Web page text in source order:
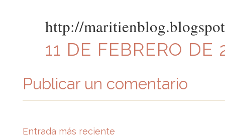
http://
11 DE FEBRERO DE
Publicar un comentario
Entrada más reciente